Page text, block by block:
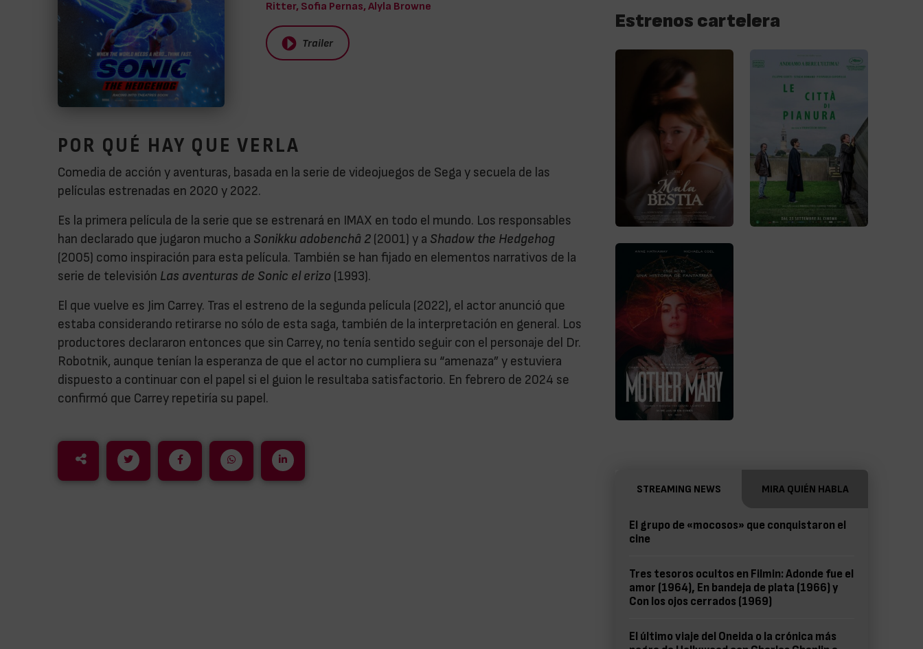
Ritter, Sofia Pernas, Alyla Browne
Trailer
POR QUÉ HAY QUE VERLA
Comedia de acción y aventuras, basada en la serie de videojuegos de Sega y secuela de las
películas estrenadas en 2020 y 2022.
Es la primera película de la serie que se estrenará en IMAX en todo el mundo. Los responsables
han declarado que jugaron mucho a Sonikku adobenchâ 2 (2001) y a Shadow the Hedgehog
(2005) como inspiración para esta película. También se han fijado en elementos narrativos de la
serie de televisión Las aventuras de Sonic el erizo (1993).
El que vuelve es Jim Carrey. Tras el estreno de la segunda película (2022), el actor anunció que
estaba considerando retirarse no sólo de esta saga, también de la interpretación en general. Los
productores declararon entonces que sin Carrey, no tenía sentido seguir con el personaje del Dr.
Robotnik, aunque tenían la esperanza de que el actor no cumpliera su “amenaza” y estuviera
dispuesto a continuar con el papel si el guion le resultaba satisfactorio. En febrero de 2024 se
confirmó que Carrey repetiría su papel.
Estrenos cartelera
STREAMING NEWS MIRA QUIÉN HABLA
El grupo de «mocosos» que conquistaron el
cine
Tres tesoros ocultos en Filmin: Adonde fue el
amor (1964), En bandeja de plata (1966) y
Con los ojos cerrados (1969)
El último viaje del Oneida o la crónica más